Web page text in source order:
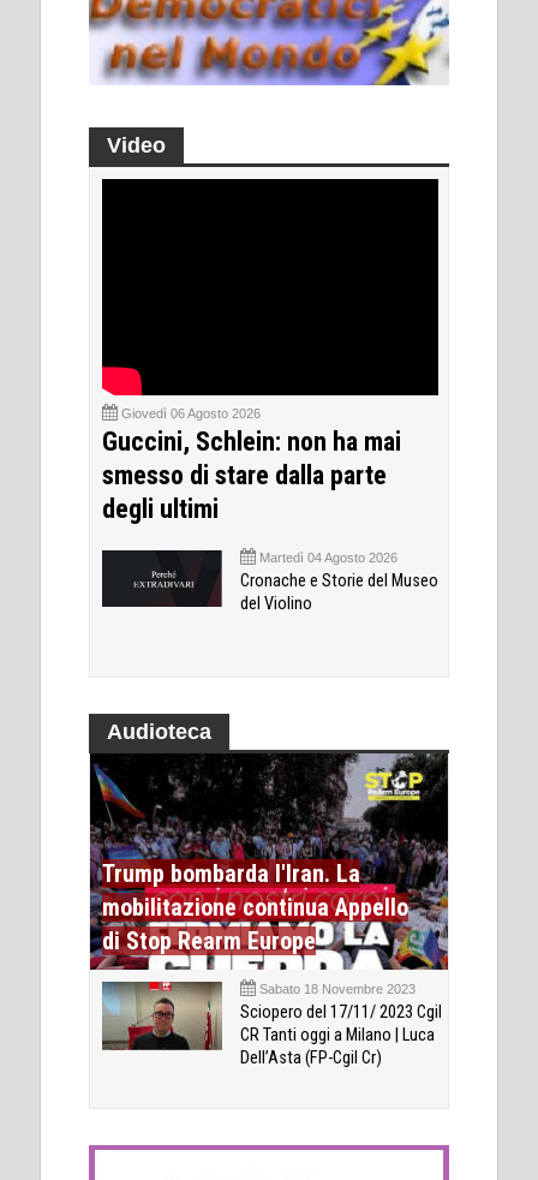
Video
Giovedì 06 Agosto 2026
Guccini, Schlein: non ha mai
smesso di stare dalla parte
degli ultimi
Martedì 04 Agosto 2026
Cronache e Storie del Museo
del Violino
Audioteca
Trump bombarda l'Iran. La
mobilitazione continua Appello
di Stop Rearm Europe
Sabato 18 Novembre 2023
Sciopero del 17/11/ 2023 Cgil
CR Tanti oggi a Milano | Luca
Dell’Asta (FP-Cgil Cr)